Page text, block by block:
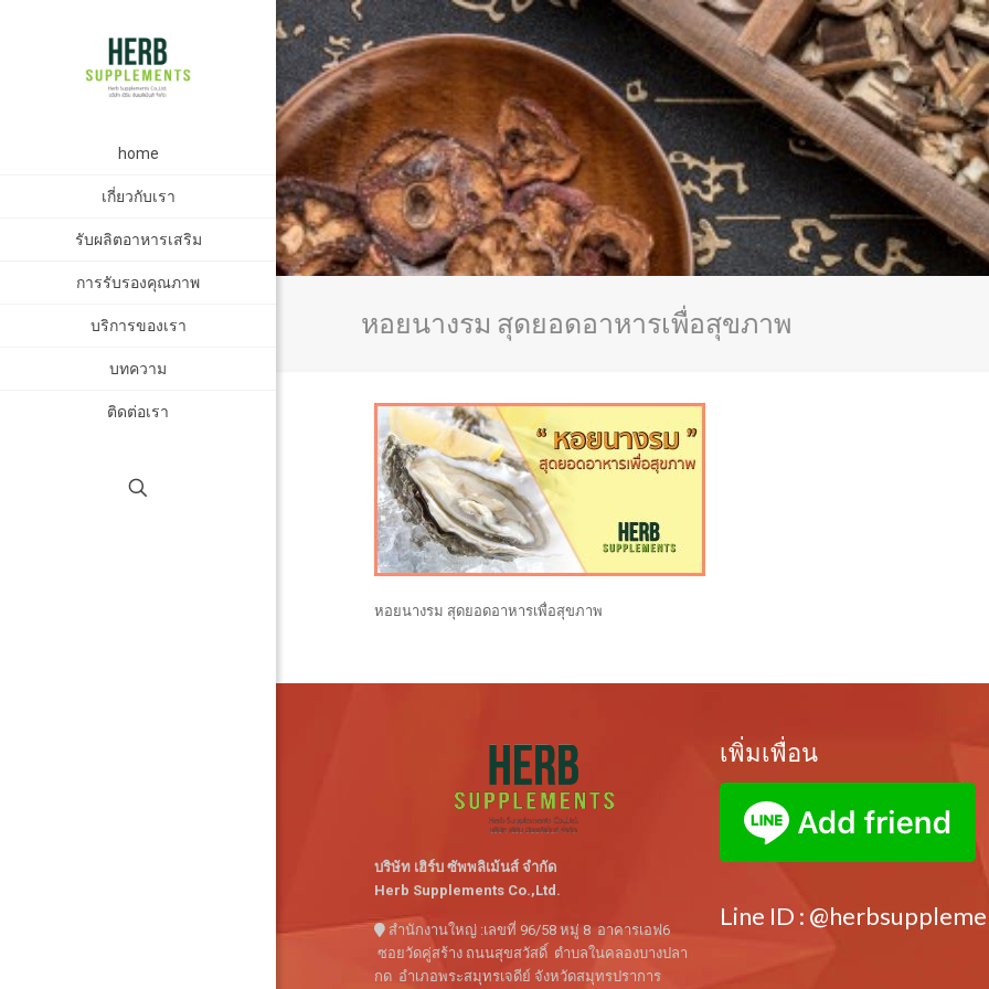
home
เกี่ยวกับเรา
รับผลิตอาหารเสริม
การรับรองคุณภาพ
บริการของเรา
บทความ
ติดต่อเรา
หอยนางรม สุดยอดอาหารเพื่อสุขภาพ
หอยนางรม สุดยอดอาหารเพื่อสุขภาพ
บริษัท เฮิร์บ ซัพพลิเม้นส์ จำกัด
Herb Supplements Co.,Ltd.
สำนักงานใหญ่ :เลขที่ 96/58 หมู่ 8 อาคารเอฟ6
ซอยวัดคู่สร้าง ถนนสุขสวัสดิ์ ตำบลในคลองบางปลา
กด อำเภอพระสมุทรเจดีย์ จังหวัดสมุทรปราการ
เพิ่มเพื่อน
Line ID :